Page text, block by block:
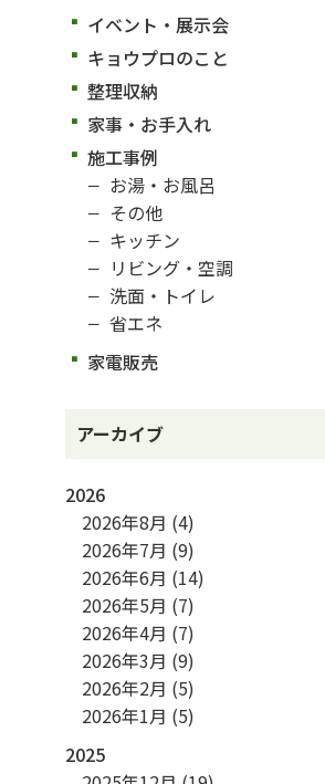
イベント・展示会
キョウプロのこと
整理収納
家事・お手入れ
施工事例
お湯・お風呂
その他
キッチン
リビング・空調
洗面・トイレ
省エネ
家電販売
アーカイブ
2026
2026年8月 (4)
2026年7月 (9)
2026年6月 (14)
2026年5月 (7)
2026年4月 (7)
2026年3月 (9)
2026年2月 (5)
2026年1月 (5)
2025